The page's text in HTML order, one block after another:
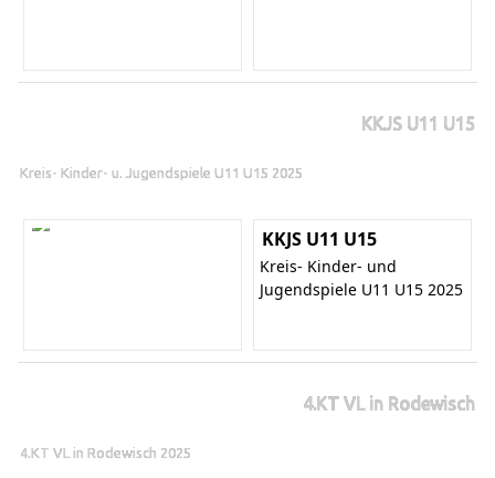
KKJS U11 U15
Kreis- Kinder- u. Jugendspiele U11 U15 2025
KKJS U11 U15
Kreis- Kinder- und
Jugendspiele U11 U15 2025
4.KT VL in Rodewisch
4.KT VL in Rodewisch 2025